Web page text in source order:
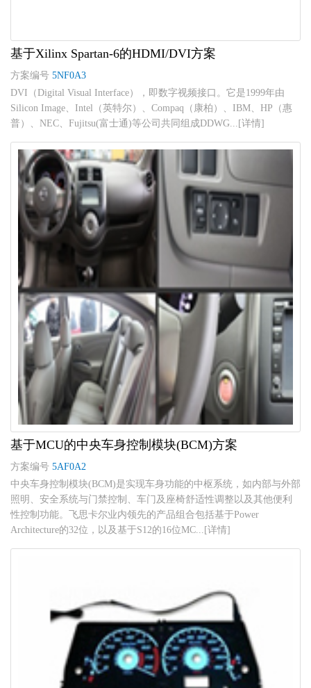
基于Xilinx Spartan-6的HDMI/DVI方案
方案编号 5NF0A3
DVI（Digital Visual Interface），即数字视频接口。它是1999年由
Silicon Image、Intel（英特尔）、Compaq（康柏）、IBM、HP（惠
普）、NEC、Fujitsu(富士通)等公司共同组成DDWG...[详情]
基于MCU的中央车身控制模块(BCM)方案
方案编号 5AF0A2
中央车身控制模块(BCM)是实现车身功能的中枢系统，如内部与外部
照明、安全系统与门禁控制、车门及座椅舒适性调整以及其他便利
性控制功能。飞思卡尔业内领先的产品组合包括基于Power
Architecture的32位，以及基于S12的16位MC...[详情]